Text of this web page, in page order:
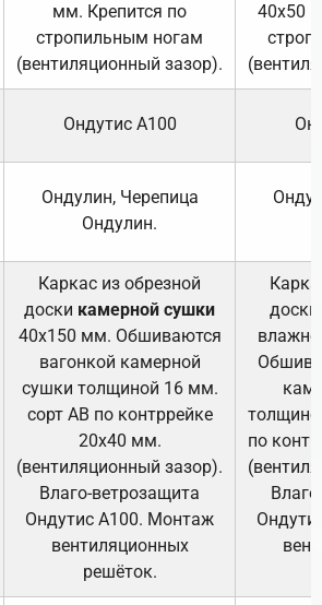
мм. Крепится по
стропильным ногам
(вентиляционный зазор).
40х50
Ондутис А100
Ондулин, Черепица
Ондулин.
Каркас из обрезной
доски камерной сушки
40х150 мм. Обшиваются
вагонкой камерной
сушки толщиной 16 мм.
сорт АВ по контррейке
20х40 мм.
(вентиляционный зазор).
Влаго-ветрозащита
Ондутис А100. Монтаж
вентиляционных
решёток.
доски
по